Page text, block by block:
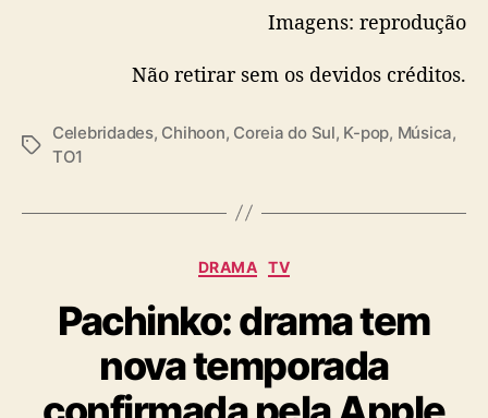
a
e
n
a
n
m
Imagens: reprodução
Não retirar sem os devidos créditos.
T
s
Celebridades, Chihoon, Coreia do Sul, K-pop, Música,
TO1
C
t
e
g
o
r
DRAMA TV
Pachinko: drama tem
nova temporada